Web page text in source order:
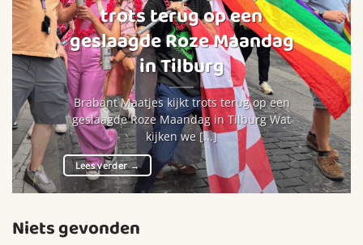
trots terug op een
geslaagde Roze Maandag
in Tilburg
Brabant Maatjes kijkt trots terug op een
geslaagde Roze Maandag in Tilburg Wat
kijken we [...]
Lees verder→
Niets gevonden